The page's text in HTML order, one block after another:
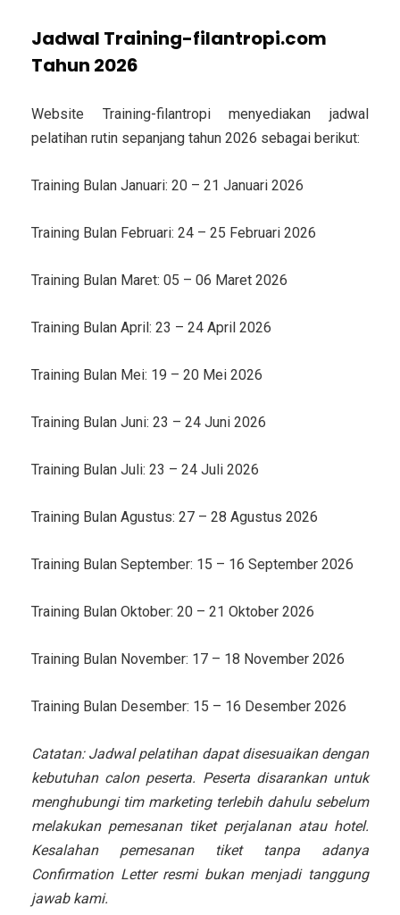
Jadwal Training-filantropi.com
Tahun 2026
Website Training-filantropi menyediakan jadwal
pelatihan rutin sepanjang tahun 2026 sebagai berikut:
Training Bulan Januari: 20 – 21 Januari 2026
Training Bulan Februari: 24 – 25 Februari 2026
Training Bulan Maret: 05 – 06 Maret 2026
Training Bulan April: 23 – 24 April 2026
Training Bulan Mei: 19 – 20 Mei 2026
Training Bulan Juni: 23 – 24 Juni 2026
Training Bulan Juli: 23 – 24 Juli 2026
Training Bulan Agustus: 27 – 28 Agustus 2026
Training Bulan September: 15 – 16 September 2026
Training Bulan Oktober: 20 – 21 Oktober 2026
Training Bulan November: 17 – 18 November 2026
Training Bulan Desember: 15 – 16 Desember 2026
Catatan: Jadwal pelatihan dapat disesuaikan dengan
kebutuhan calon peserta. Peserta disarankan untuk
menghubungi tim marketing terlebih dahulu sebelum
melakukan pemesanan tiket perjalanan atau hotel.
Kesalahan pemesanan tiket tanpa adanya
Confirmation Letter resmi bukan menjadi tanggung
jawab kami.